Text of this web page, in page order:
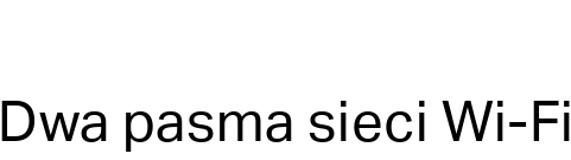
Dwa pasma sieci Wi-Fi